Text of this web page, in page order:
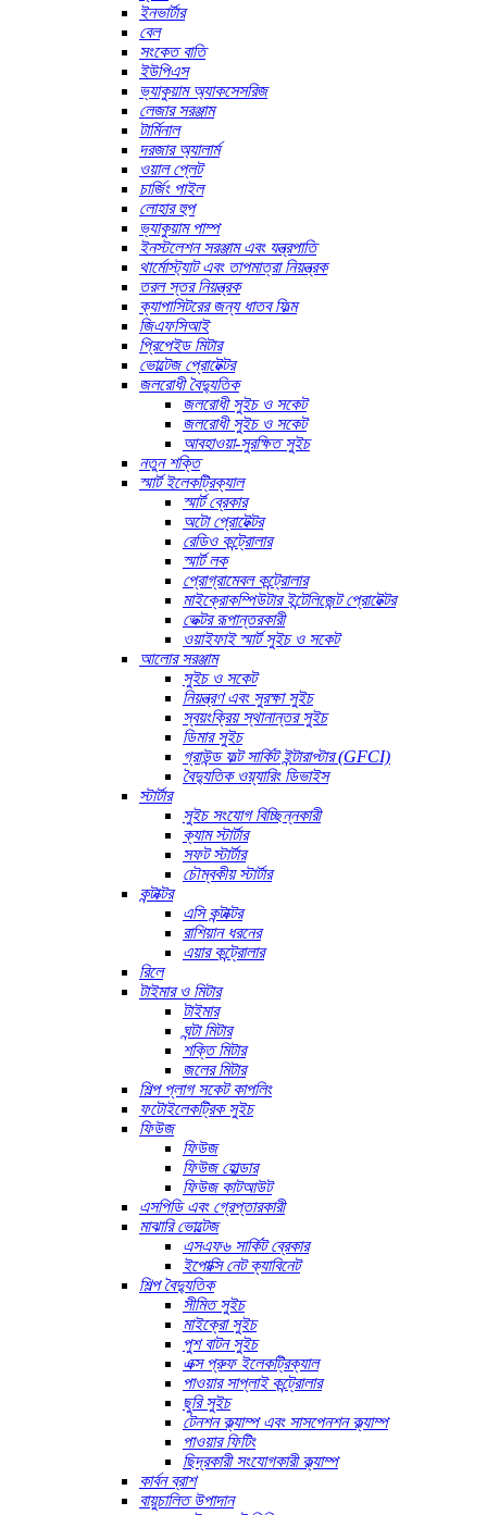
ইনভার্টার
বেল
সংকেত বাতি
ইউপিএস
ভ্যাকুয়াম অ্যাকসেসরিজ
লেজার সরঞ্জাম
টার্মিনাল
দরজার অ্যালার্ম
ওয়াল প্লেট
চার্জিং পাইল
লোহার হুপ
ভ্যাকুয়াম পাম্প
ইনস্টলেশন সরঞ্জাম এবং যন্ত্রপাতি
থার্মোস্ট্যাট এবং তাপমাত্রা নিয়ন্ত্রক
তরল স্তর নিয়ন্ত্রক
ক্যাপাসিটরের জন্য ধাতব ফিল্ম
জিএফসিআই
প্রিপেইড মিটার
ভোল্টেজ প্রোটেক্টর
জলরোধী বৈদ্যুতিক
জলরোধী সুইচ ও সকেট
জলরোধী সুইচ ও সকেট
আবহাওয়া-সুরক্ষিত সুইচ
নতুন শক্তি
স্মার্ট ইলেকট্রিক্যাল
স্মার্ট ব্রেকার
অটো প্রোটেক্টর
রেডিও কন্ট্রোলার
স্মার্ট লক
প্রোগ্রামেবল কন্ট্রোলার
মাইক্রোকম্পিউটার ইন্টেলিজেন্ট প্রোটেক্টর
ভেক্টর রূপান্তরকারী
ওয়াইফাই স্মার্ট সুইচ ও সকেট
আলোর সরঞ্জাম
সুইচ ও সকেট
নিয়ন্ত্রণ এবং সুরক্ষা সুইচ
স্বয়ংক্রিয় স্থানান্তর সুইচ
ডিমার সুইচ
গ্রাউন্ড ফল্ট সার্কিট ইন্টারাপ্টার (GFCI)
বৈদ্যুতিক ওয়্যারিং ডিভাইস
স্টার্টার
সুইচ সংযোগ বিচ্ছিন্নকারী
ক্যাম স্টার্টার
সফট স্টার্টার
চৌম্বকীয় স্টার্টার
কন্টাক্টর
এসি কন্টাক্টর
রাশিয়ান ধরনের
এয়ার কন্ট্রোলার
রিলে
টাইমার ও মিটার
টাইমার
ঘন্টা মিটার
শক্তি মিটার
জলের মিটার
শিল্প প্লাগ সকেট কাপলিং
ফটোইলেকট্রিক সুইচ
ফিউজ
ফিউজ
ফিউজ হোল্ডার
ফিউজ কাটআউট
এসপিডি এবং গ্রেপ্তারকারী
মাঝারি ভোল্টেজ
এসএফ৬ সার্কিট ব্রেকার
ইপোক্সি নেট ক্যাবিনেট
শিল্প বৈদ্যুতিক
সীমিত সুইচ
মাইক্রো সুইচ
পুশ বাটন সুইচ
এক্স প্রুফ ইলেকট্রিক্যাল
পাওয়ার সাপ্লাই কন্ট্রোলার
ছুরি সুইচ
টেনশন ক্ল্যাম্প এবং সাসপেনশন ক্ল্যাম্প
পাওয়ার ফিটিং
ছিদ্রকারী সংযোগকারী ক্ল্যাম্প
কার্বন ব্রাশ
বায়ুচালিত উপাদান